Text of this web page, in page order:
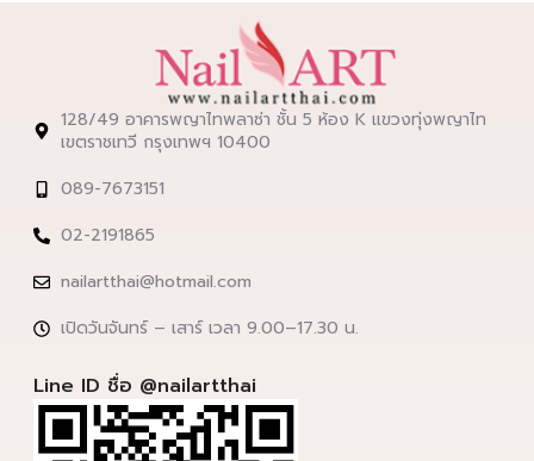
128/49 อาคารพญาไทพลาซ่า ชั้น 5 ห้อง K แขวงทุ่งพญาไท
เขตราชเทวี กรุงเทพฯ 10400
089-7673151
02-2191865
nailartthai@hotmail.com
เปิดวันจันทร์ – เสาร์ เวลา 9.00–17.30 น.
Line ID ชื่อ @nailartthai